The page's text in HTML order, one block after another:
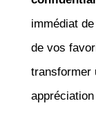
immédiat
de vos
transformer